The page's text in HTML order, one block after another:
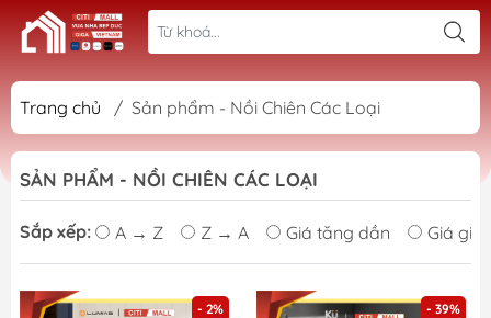
Trang chủ / Sản phẩm - Nồi Chiên Các Loại
SẢN PHẨM - NỒI CHIÊN CÁC LOẠI
Sắp xếp: A → Z Z → A Giá tăng dần Giá
- 2% - 39%